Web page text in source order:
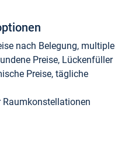
nach Belegung, multiple
Preise, Lückenfüller
Preise, tägliche